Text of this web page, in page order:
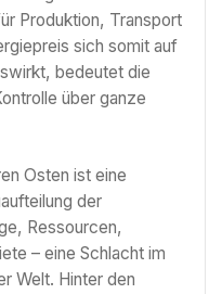
Produktion, Transport
sich somit auf
bedeutet die
über ganze
Osten ist eine
der
Ressourcen,
– eine Schlacht im
Welt. Hinter den